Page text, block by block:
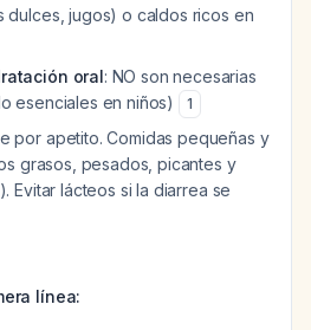
dulces, jugos) o caldos ricos en
oral: NO son necesarias
esenciales en niños)
1
por apetito. Comidas pequeñas y
grasos, pesados, picantes y
Evitar lácteos si la diarrea se
línea: